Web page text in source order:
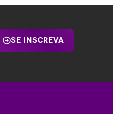
SE INSCREVA